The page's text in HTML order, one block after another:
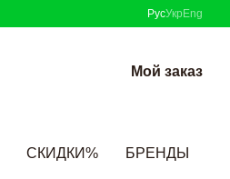
РусУкр Eng
Мой заказ
СКИДКИ% БРЕНДЫ